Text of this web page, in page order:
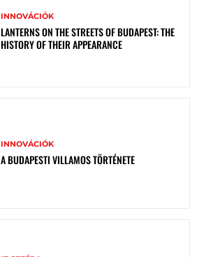
INNOVÁCIÓK
LANTERNS ON THE STREETS OF BUDAPEST: THE
HISTORY OF THEIR APPEARANCE
INNOVÁCIÓK
A BUDAPESTI VILLAMOS TÖRTÉNETE